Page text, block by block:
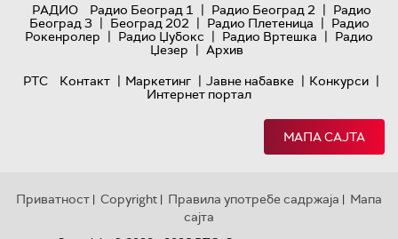
РАДИО
Радио Београд 1 | Радио Београд 2 | Радио
Београд 3 | Београд 202 | Радио Плетеница | Радио
Рокенролер | Радио Џубокс | Радио Вртешка | Радио
Џезер | Архив
РТС
Контакт | Маркетинг | Јавне набавке | Конкурси |
Интернет портал
МАПА САЈТА
Приватност | Copyright | Правила употребе садржаја | Мапа
сајта